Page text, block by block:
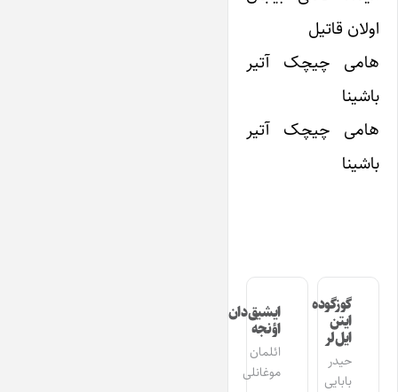
اولان قاتیل
هامی چیچک آتیر
باشینا
هامی چیچک آتیر
باشینا
گوزگوده
ایتن
ایل‌لر
حیدر
بابایی
ایشیق‌دان
اؤنجه
ائلمان
موغانلی